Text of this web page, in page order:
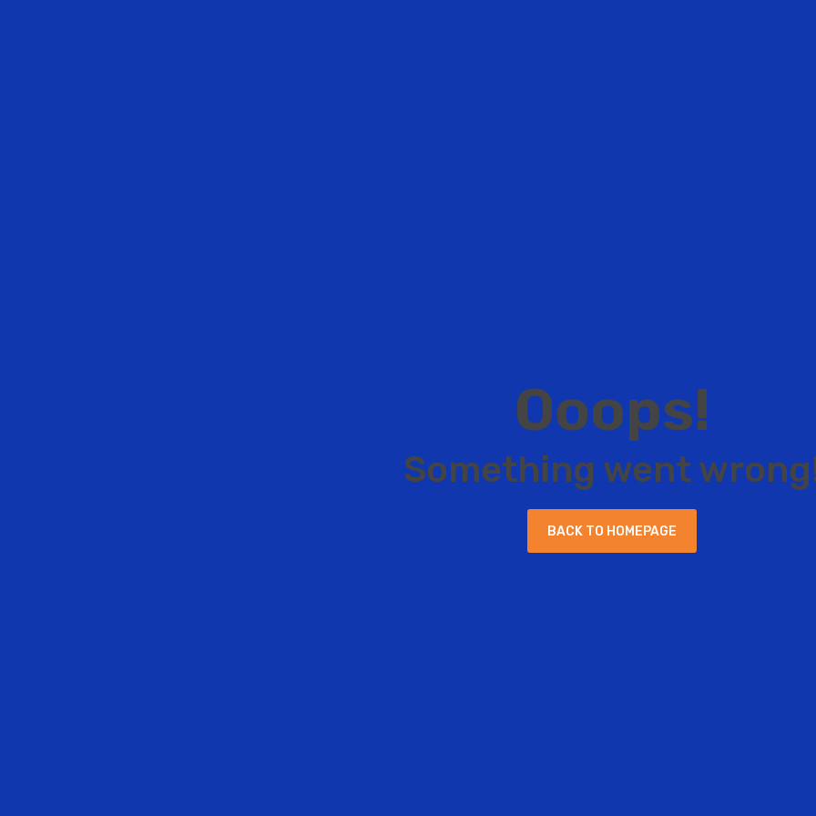
Ooops!
Something went wrong
BACK TO HOM EPAG E